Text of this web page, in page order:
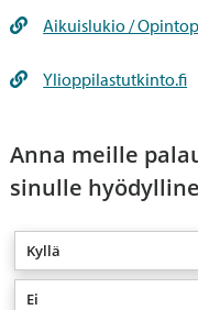
lukiokoulutuksen
toimijat, kuten
https://
Aikuislukio /
Ylioppilastutkinto.fi
Anna meille
sinulle
Kyllä
Ei